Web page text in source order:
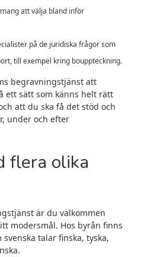
att välja bland inför
på de juridiska frågor som
till exempel kring bouppteckning.
begravningstjänst att
ett sätt som känns helt rätt
att du ska få det stöd och
under och efter
flera olika
är du välkommen
modersmål. Hos byrån finns
talar finska, tyska,